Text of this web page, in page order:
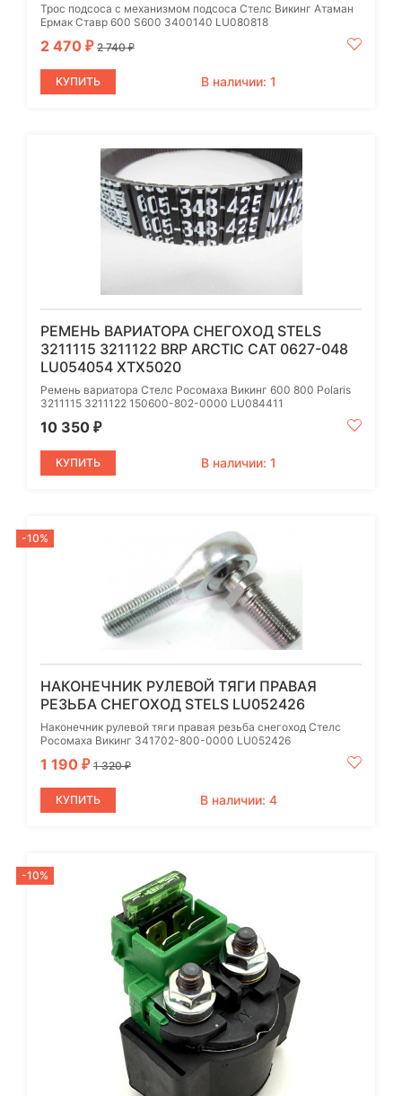
Трос подсоса с механизмом подсоса Стелс Викинг Атаман
Ермак Ставр 600 S600 3400140 LU080818
2 470 ₽ 2 740₽
КУПИТЬ В наличии: 1
РЕМЕНЬ ВАРИАТОРА СНЕГОХОД STELS
3211115 3211122 BRP ARCTIC CAT 0627-048
LU054054 XTX5020
Ремень вариатора Стелс Росомаха Викинг 600 800 Polaris
3211115 3211122 150600-802-0000 LU084411
10 350 ₽
КУПИТЬ В наличии: 1
-10%
НАКОНЕЧНИК РУЛЕВОЙ ТЯГИ ПРАВАЯ
РЕЗЬБА СНЕГОХОД STELS LU052426
Наконечник рулевой тяги правая резьба снегоход Стелс
Росомаха Викинг 341702-800-0000 LU052426
1 190 ₽ 1 320₽
КУПИТЬ В наличии: 4
-10%